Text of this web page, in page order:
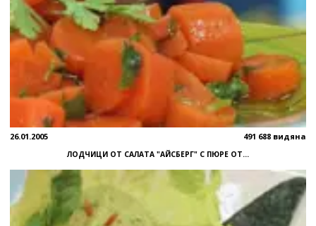
26.01.2005 491 688 видяна
ЛОДЧИЦИ ОТ САЛАТА "АЙСБЕРГ" С ПЮРЕ ОТ...